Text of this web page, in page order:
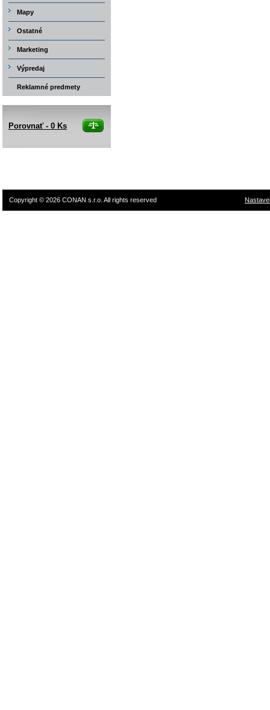
Mapy
Ostatné
Marketing
Výpredaj
Reklamné predmety
Porovnať - 0 Ks
Copyright © 2026 CONAN s.r.o. All rights reserved